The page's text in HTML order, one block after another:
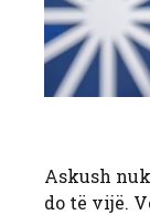
Askush
do të vijë.